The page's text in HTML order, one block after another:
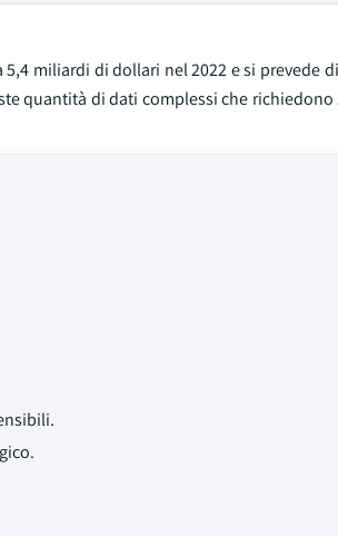
miliardi di dollari nel 2022 e si prevede di
quantità di dati complessi che